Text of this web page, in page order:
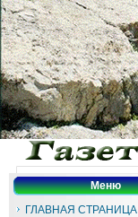
Меню
ГЛАВНАЯ СТРАНИЦА